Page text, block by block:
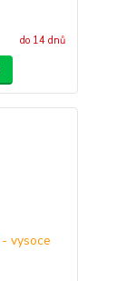
do 14 dnů